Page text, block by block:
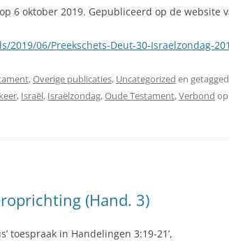
6 oktober 2019. Gepubliceerd op de website
06/Preekschets-Deut-30-Israelzondag-
,Overige publicaties, Uncategorized en
, Israël, Israëlzondag,Oude Testament,Verbond op
(Hand. 3)
toespraak in Handelingen 3:19-21’,